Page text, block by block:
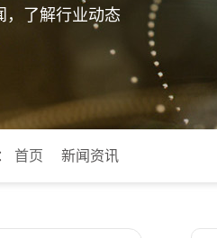
，了解行业动态
首页 新闻资讯